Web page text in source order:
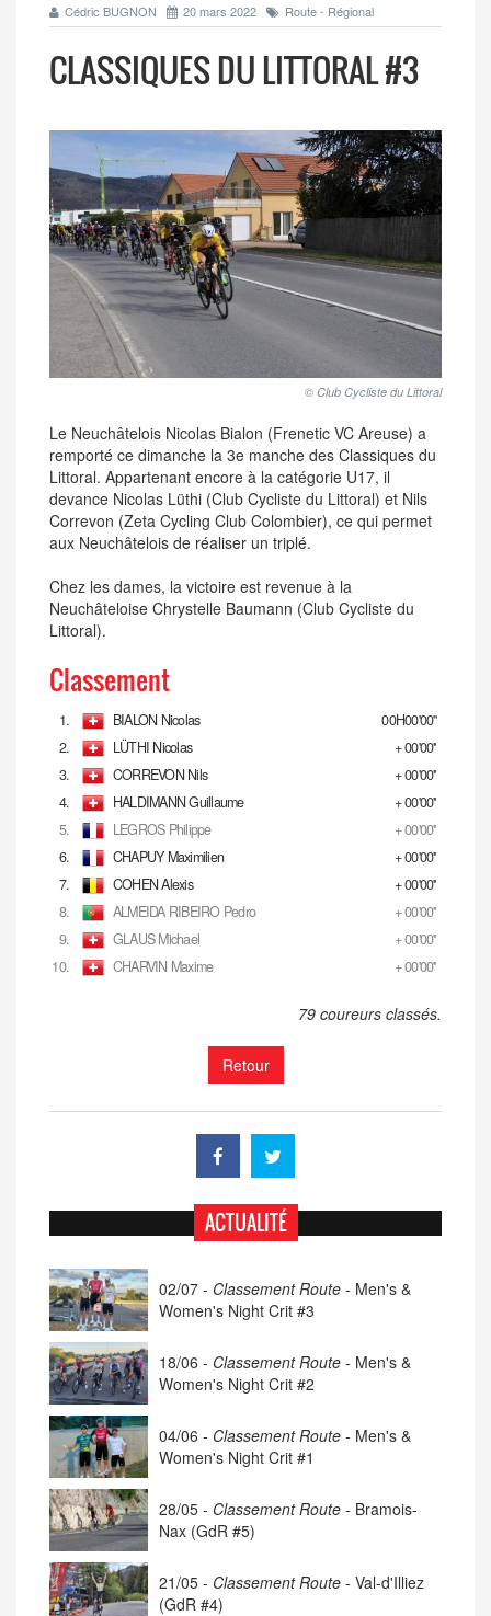
Cédric BUGNON 20 mars 2022 Route - Régional
CLASSIQUES DU LITTORAL #3
© Club Cycliste du Littoral
Le Neuchâtelois Nicolas Bialon (Frenetic VC Areuse) a
remporté ce dimanche la 3e manche des Classiques du
Littoral. Appartenant encore à la catégorie U17, il
devance Nicolas Lüthi (Club Cycliste du Littoral) et Nils
Correvon (Zeta Cycling Club Colombier), ce qui permet
aux Neuchâtelois de réaliser un triplé.
Chez les dames, la victoire est revenue à la
Neuchâteloise Chrystelle Baumann (Club Cycliste du
Littoral).
Classement
1. BIALON Nicolas
00H00'00''
2.
LÜTHI Nicolas
+ 00'00''
3.
CORREVON Nils
+ 00'00''
4.
HALDIMANN Guillaume
+ 00'00''
5.
LEGROS Philippe
+ 00'00''
6.
CHAPUY Maximilien
+ 00'00''
7.
COHEN Alexis
+ 00'00''
8.
ALMEIDA RIBEIRO Pedro
+ 00'00''
9.
GLAUS Michael
+ 00'00''
10.
CHARVIN Maxime + 00'00''
79 coureurs classés.
Retour
ACTUALITÉ
02/07 - Classement Route - Men's &
Women's Night Crit #3
18/06 - Classement Route - Men's &
Women's Night Crit #2
04/06 - Classement Route - Men's &
Women's Night Crit #1
28/05 - Classement Route - Bramois-
Nax (GdR #5)
21/05 - Classement Route - Val-d'Illiez
(GdR #4)